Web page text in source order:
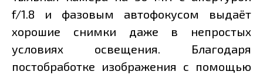
f/1.8 и фазовым автофокусом выдаёт
хорошие снимки даже в непростых
условиях освещения. Благодаря
постобработке изображения с помощью